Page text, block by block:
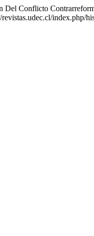
Del Conflicto
revistas.udec.cl/index.php/